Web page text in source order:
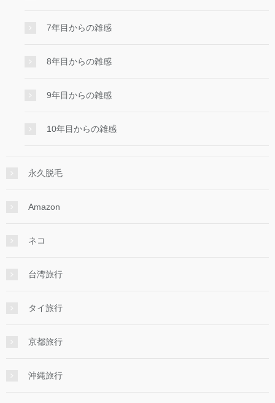
7年目からの雑感
8年目からの雑感
9年目からの雑感
10年目からの雑感
永久脱毛
Amazon
ネコ
台湾旅行
タイ旅行
京都旅行
沖縄旅行